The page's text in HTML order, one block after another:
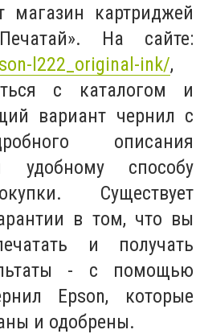
магазин картриджей
На сайте:
l222_original-ink/,
с каталогом и
вариант чернил с
описания
удобному способу
Существует
в том, что вы
и получать
- с помощью
Epson, которые
и одобрены.